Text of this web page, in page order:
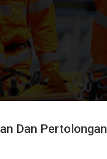
Dan Pertolongan